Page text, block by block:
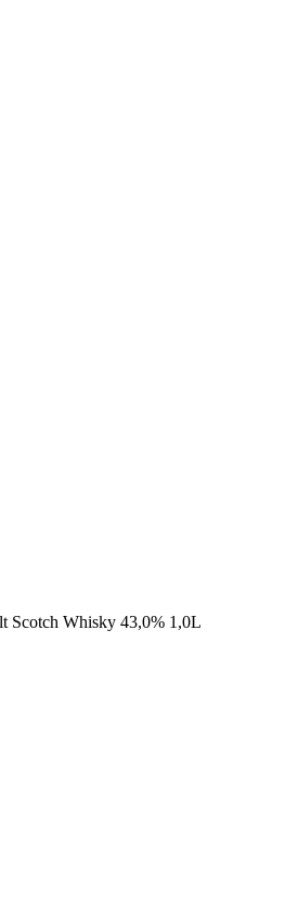
Scotch Whisky 43,0% 1,0L